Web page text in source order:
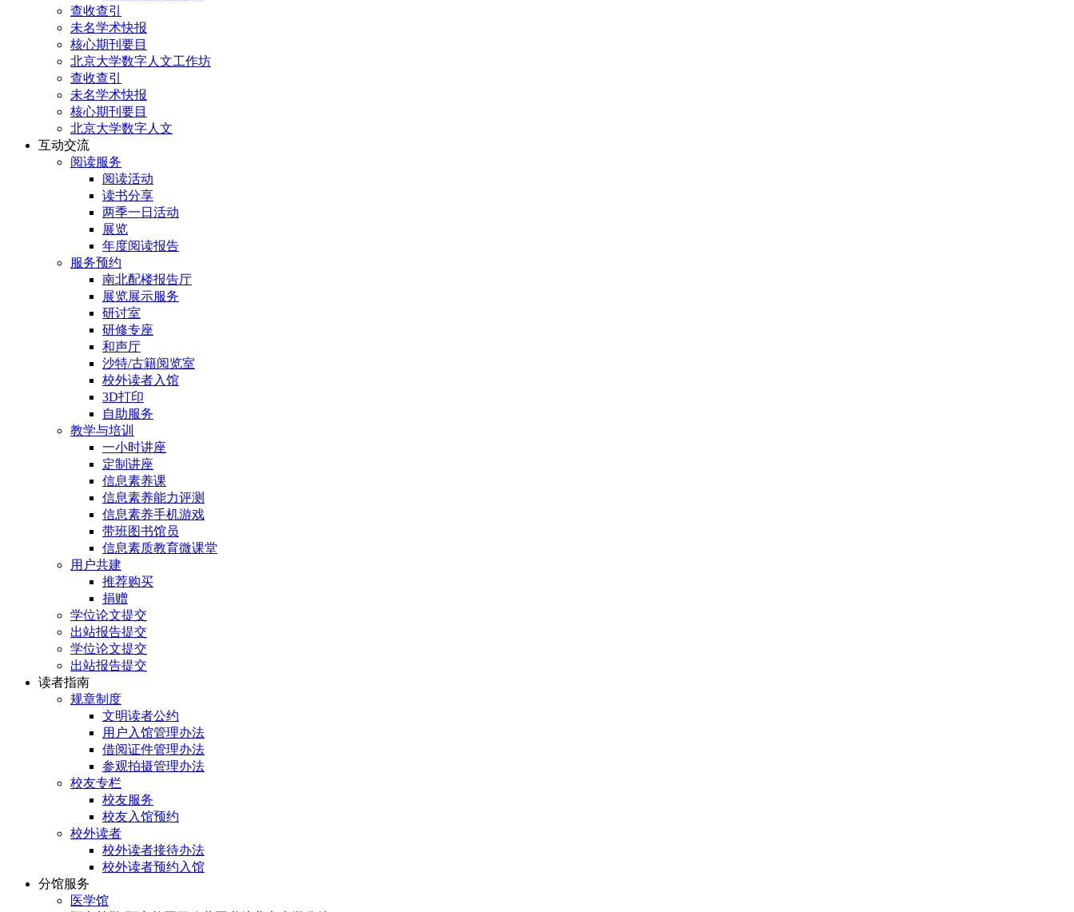
查收查引
未名学术快报
核心期刊要目
北京大学数字人文工作坊
查收查引
未名学术快报
核心期刊要目
北京大学数字人文
互动交流
阅读服务
阅读活动
读书分享
两季一日活动
展览
年度阅读报告
服务预约
南北配楼报告厅
展览展示服务
研讨室
研修专座
和声厅
沙特/古籍阅览室
校外读者入馆
3D打印
自助服务
教学与培训
一小时讲座
定制讲座
信息素养课
信息素养能力评测
信息素养手机游戏
带班图书馆员
信息素质教育微课堂
用户共建
推荐购买
捐赠
学位论文提交
出站报告提交
学位论文提交
出站报告提交
读者指南
规章制度
文明读者公约
用户入馆管理办法
借阅证件管理办法
参观拍摄管理办法
校友专栏
校友服务
校友入馆预约
校外读者
校外读者接待办法
校外读者预约入馆
分馆服务
医学馆